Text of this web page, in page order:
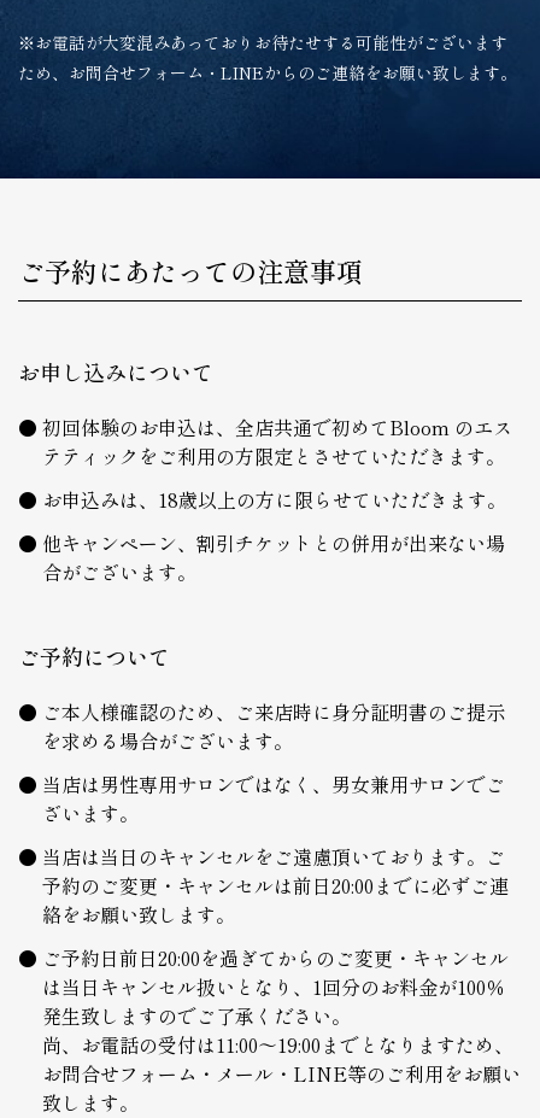
※お電話が大変混みあっておりお待たせする可能性がございます
ため、お問合せフォーム・LINEからのご連絡をお願い致します。
ご予約にあたっての注意事項
お申し込みについて
初回体験のお申込は、全店共通で初めてBloom のエス
テティックをご利用の方限定とさせていただきます。
お申込みは、18歳以上の方に限らせていただきます。
他キャンペーン、割引チケットとの併用が出来ない場
合がございます。
ご予約について
ご本人様確認のため、ご来店時に身分証明書のご提示
を求める場合がございます。
当店は男性専用サロンではなく、男女兼用サロンでご
ざいます。
当店は当日のキャンセルをご遠慮頂いております。ご
予約のご変更・キャンセルは前日20:00までに必ずご連
絡をお願い致します。
ご予約日前日20:00を過ぎてからのご変更・キャンセル
は当日キャンセル扱いとなり、1回分のお料金が100％
発生致しますのでご了承ください。
尚、お電話の受付は11:00～19:00までとなりますため、
お問合せフォーム・メール・LINE等のご利用をお願い
致します。